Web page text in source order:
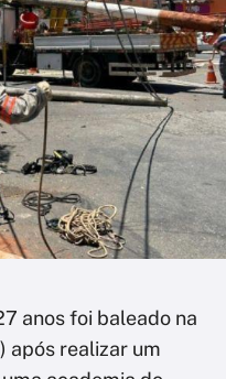
anos foi baleado na
após realizar um